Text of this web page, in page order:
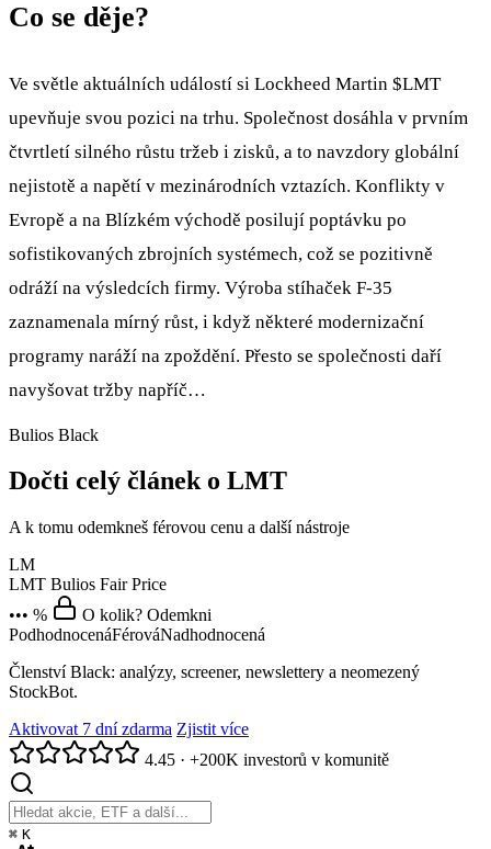
Co se děje?
Ve světle aktuálních událostí si Lockheed Martin $LMT
upevňuje svou pozici na trhu. Společnost dosáhla v prvním
čtvrtletí silného růstu tržeb i zisků, a to navzdory globální
nejistotě a napětí v mezinárodních vztazích. Konflikty v
Evropě a na Blízkém východě posilují poptávku po
sofistikovaných zbrojních systémech, což se pozitivně
odráží na výsledcích firmy. Výroba stíhaček F-35
zaznamenala mírný růst, i když některé modernizační
programy naráží na zpoždění. Přesto se společnosti daří
navyšovat tržby napříč…
Bulios Black
Dočti celý článek o LMT
A k tomu odemkneš férovou cenu a další nástroje
LM
LMT Bulios Fair Price
••• %
O kolik? Odemkni
PodhodnocenáFérováNadhodnocená
Členství Black: analýzy, screener, newslettery a neomezený
StockBot.
Aktivovat 7 dní zdarma Zjistit více
4.45 · +200K investorů v komunitě
⌘ K